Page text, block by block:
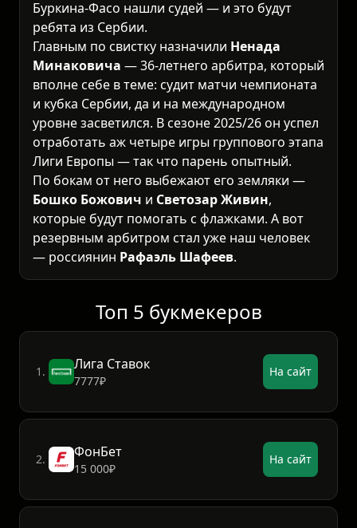
Буркина-Фасо нашли судей — и это будут
ребята из Сербии.
Главным по свистку назначили Ненада
Минаковича — 36-летнего арбитра, который
вполне себе в теме: судит матчи чемпионата
и кубка Сербии, да и на международном
уровне засветился. В сезоне 2025/26 он успел
отработать аж четыре игры группового этапа
Лиги Европы — так что парень опытный.
По бокам от него выбежают его земляки —
Бошко Божович и Светозар Живин,
которые будут помогать с флажками. А вот
резервным арбитром стал уже наш человек
— россиянин Рафаэль Шафеев.
Топ 5 букмекеров
1. Лига Ставок
7777₽
На сайт
2. ФонБет
15 000₽
На сайт